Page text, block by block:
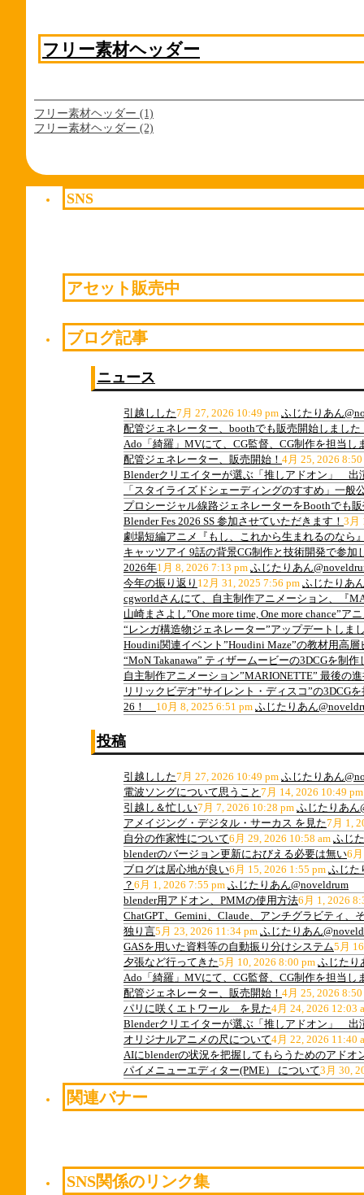
フリー素材ヘッダー
フリー素材ヘッダー (1)
フリー素材ヘッダー (2)
SNS
アセット販売中
ブログ記事
ニュース
引越しした7月 27, 2026 10:49 pm ふじたりあん
配管ジェネレーター、boothでも販売開始しました
Ado「綺羅」MVにて、CG監督、CG制作を担当し
配管ジェネレーター、販売開始！ 4月 25, 2026 8:50
Blenderクリエイターが選ぶ「推しアドオン」 出
「スタイライズドシェーディングのすすめ」一般
プロシージャル線路ジェネレーターをBoothでも
Blender Fes 2026 SS 参加させていただきます！ 3月
劇場短編アニメ『もし、これから生まれるのなら
キャッツアイ 9話の背景CG制作と技術開発で参加
2026年1月 8, 2026 7:13 pm ふじたりあん
今年の振り返り 12月 31, 2025 7:56 pm ふじたりあ
cgworldさんにて、自主制作アニメーション、『
山崎まさよし”One more time, One more chance”
“レンガ構造物ジェネレーター”アップデートしま
Houdini関連イベント”Houdini Maze”の教材用高
“MoN Takanawa” ティザームービーの3DCGを制作
自主制作アニメーション”MARIONETTE” 最後の
リリックビデオ”サイレント・ディスコ”の3DCG
26！ 10月 8, 2025 6:51 pm ふじたりあん
投稿
引越しした7月 27, 2026 10:49 pm ふじたりあん
電波ソングについて思うこと 7月 14, 2026 10:49 pm
引越し＆忙しい7月 7, 2026 10:28 pm ふじたりあん
アメイジング・デジタル・サーカス を見た7月 1,
自分の作家性について6月 29, 2026 10:58 am ふじ
blenderのバージョン更新におびえる必要は無い6
ブログは居心地が良い6月 15, 2026 1:55 pm ふじた
？ 6月 1, 2026 7:55 pm ふじたりあん@noveldrum
blender用アドオン、PMMの使用方法6月 1, 2026
ChatGPT、Gemini、Claude、アンチグラビティ、
独り言5月 23, 2026 11:34 pm ふじたりあん
GASを用いた資料等の自動振り分けシステム5月
夕張など行ってきた5月 10, 2026 8:00 pm ふじたり
Ado「綺羅」MVにて、CG監督、CG制作を担当し
配管ジェネレーター、販売開始！ 4月 25, 2026 8:50
パリに咲くエトワール を見た4月 24, 2026 12:03
Blenderクリエイターが選ぶ「推しアドオン」 出
オリジナルアニメの尺について4月 22, 2026 11:40
AIにblenderの状況を把握してもらうためのアドオ
パイメニューエディター(PME） について3月 30,
関連バナー
SNS関係のリンク集